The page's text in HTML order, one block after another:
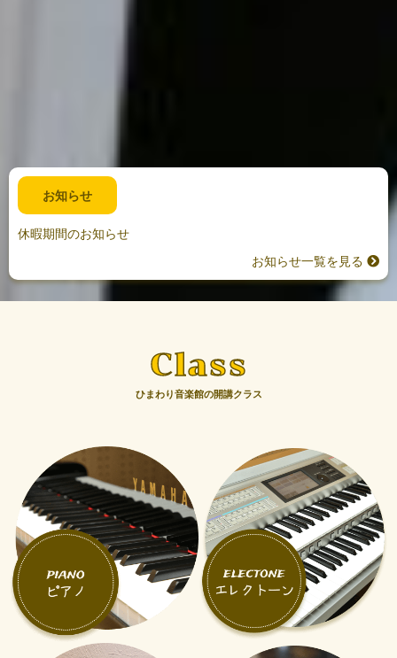
お知らせ
休暇期間のお知らせ
お知らせ一覧を見る
Class
ひまわり音楽館の開講クラス